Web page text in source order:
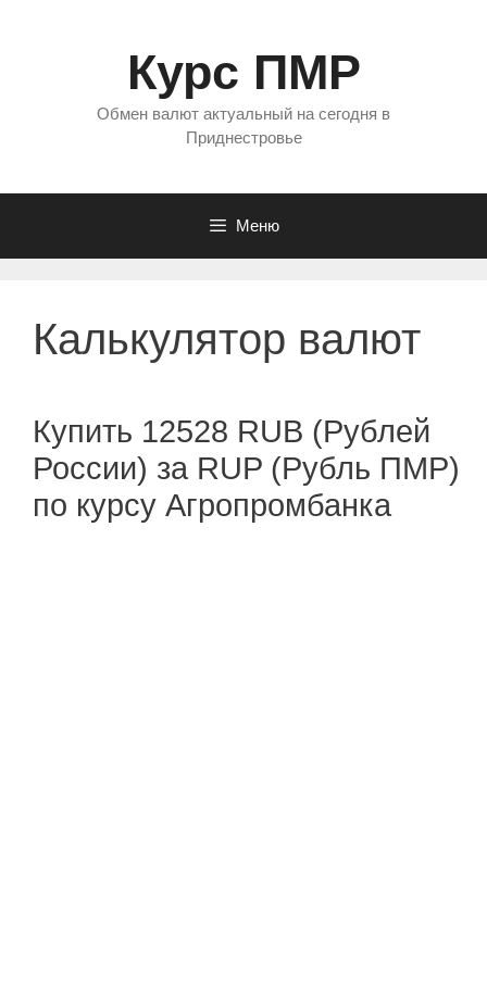
Курс ПМР
Обмен валют актуальный на сегодня в
Приднестровье
Меню
Калькулятор валют
Купить 12528 RUB (Рублей
России) за RUP (Рубль ПМР)
по курсу Агропромбанка